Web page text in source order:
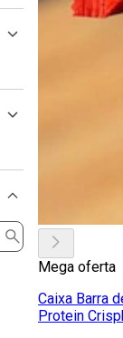
Mega oferta
Caixa Barra
Protein